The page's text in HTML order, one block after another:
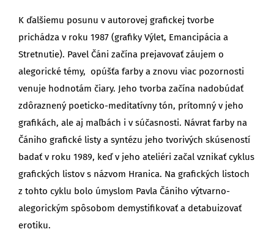
K ďalšiemu posunu v autorovej grafickej tvorbe
prichádza v roku 1987 (grafiky Výlet, Emancipácia a
Stretnutie). Pavel Čáni začína prejavovať záujem o
alegorické témy, opúšťa farby a znovu viac pozornosti
venuje hodnotám čiary. Jeho tvorba začína nadobúdať
zdôraznený poeticko-meditatívny tón, prítomný v jeho
grafikách, ale aj maľbách i v súčasnosti. Návrat farby na
Čániho grafické listy a syntézu jeho tvorivých skúseností
badať v roku 1989, keď v jeho ateliéri začal vznikať cyklus
grafických listov s názvom Hranica. Na grafických listoch
z tohto cyklu bolo úmyslom Pavla Čániho výtvarno-
alegorickým spôsobom demystifikovať a detabuizovať
erotiku.